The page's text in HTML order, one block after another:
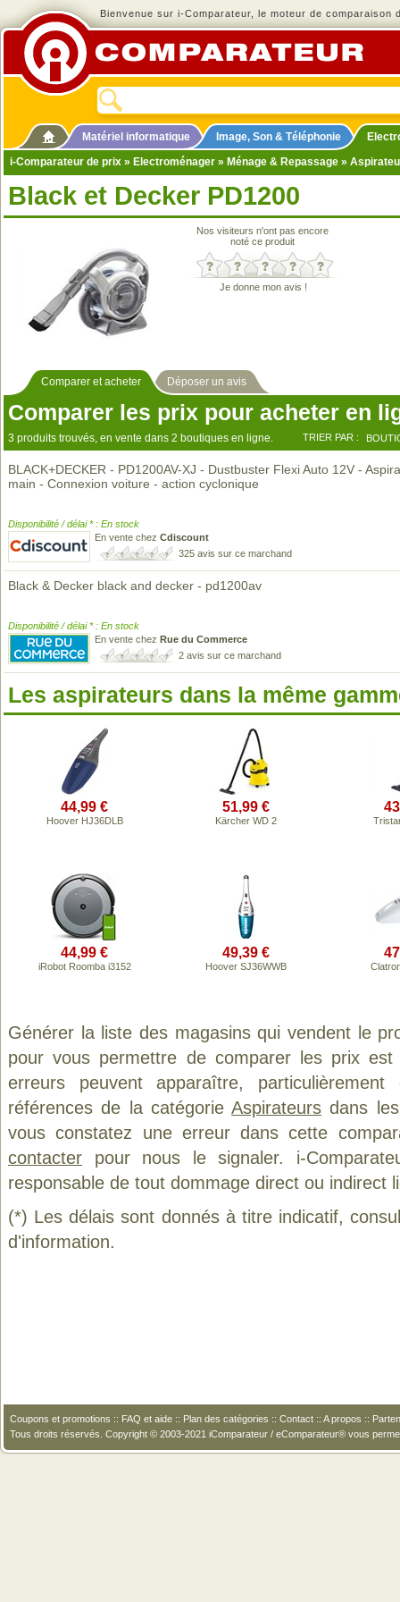
Bienvenue sur i-Comparateur, le moteur de comparaison
Matériel informatique Image, Son & Téléphonie
i-Comparateur de prix » Electroménager » Ménage & Repassage »
Black et Decker PD1200
Nos visiteurs n'ont pas encore
noté ce produit
Je donne mon avis !
Comparer et acheter Déposer un avis
Comparer les prix pour acheter en
3 produits trouvés, en vente dans 2 boutiques en ligne. TRIER PAR :
BLACK+DECKER - PD1200AV-XJ - Dustbuster Flexi Auto 12V -
main - Connexion voiture - action cyclonique
Disponibilité / délai * : En stock
En vente chez Cdiscount
325 avis sur ce marchand
Black & Decker black and decker - pd1200av
Disponibilité / délai * : En stock
En vente chez Rue du Commerce
2 avis sur ce marchand
Les aspirateurs dans la même
44,99 €
Hoover HJ36DLB
51,99 €
Kärcher WD 2
44,99 €
iRobot Roomba i3152
49,39 €
Hoover SJ36WWB
Générer la liste des magasins qui vendent le
pour vous permettre de comparer les prix
erreurs peuvent apparaître,
références de la catégorieAspirateurs dans
vous constatez une erreur dans cette
contacter pour nous le signaler. i-
responsable de tout dommage direct ou indirect
(*) Les délais sont donnés à titre indicatif,
d'information.
Coupons et promotions :: FAQ et aide :: Plan des catégories :: Contact :: A propos ::
Tous droits réservés. Copyright © 2003-2021 iComparateur / eComparateur® vous